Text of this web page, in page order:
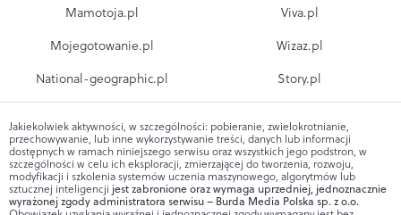
Mamotoja.pl
Mojegotowanie.pl
National-geographic.pl
Viva.pl
Wizaz.pl
Story.pl
Jakiekolwiek aktywności, w szczególności: pobieranie, zwielokrotnianie,
przechowywanie, lub inne wykorzystywanie treści, danych lub informacji
dostępnych w ramach niniejszego serwisu oraz wszystkich jego podstron, w
szczególności w celu ich eksploracji, zmierzającej do tworzenia, rozwoju,
modyfikacji i szkolenia systemów uczenia maszynowego, algorytmów lub
sztucznej inteligencji jest zabronione oraz wymaga uprzedniej, jednoznacznie
wyrażonej zgody administratora serwisu – Burda Media Polska sp. z o.o.